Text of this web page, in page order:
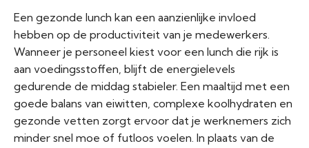
Een gezonde lunch kan een aanzienlijke invloed
hebben op de productiviteit van je medewerkers.
Wanneer je personeel kiest voor een lunch die rijk is
aan voedingsstoffen, blijft de energielevels
gedurende de middag stabieler. Een maaltijd met een
goede balans van eiwitten, complexe koolhydraten en
gezonde vetten zorgt ervoor dat je werknemers zich
minder snel moe of futloos voelen. In plaats van de